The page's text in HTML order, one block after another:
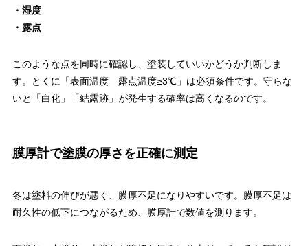
・湿度
・露点
このような点を同時に確認し、塗装していいかどうか判断しま
す。とくに「表面温度―露点温度≥3℃」は必須条件です。守らな
いと「白化」「結露跡」が発生する確率は高くなるのです。
膜厚計で塗膜の厚さを正確に測定
冬は塗料の伸びが悪く、膜厚不足になりやすいです。膜厚不足は
耐久性の低下につながるため、膜厚計で数値を測ります。